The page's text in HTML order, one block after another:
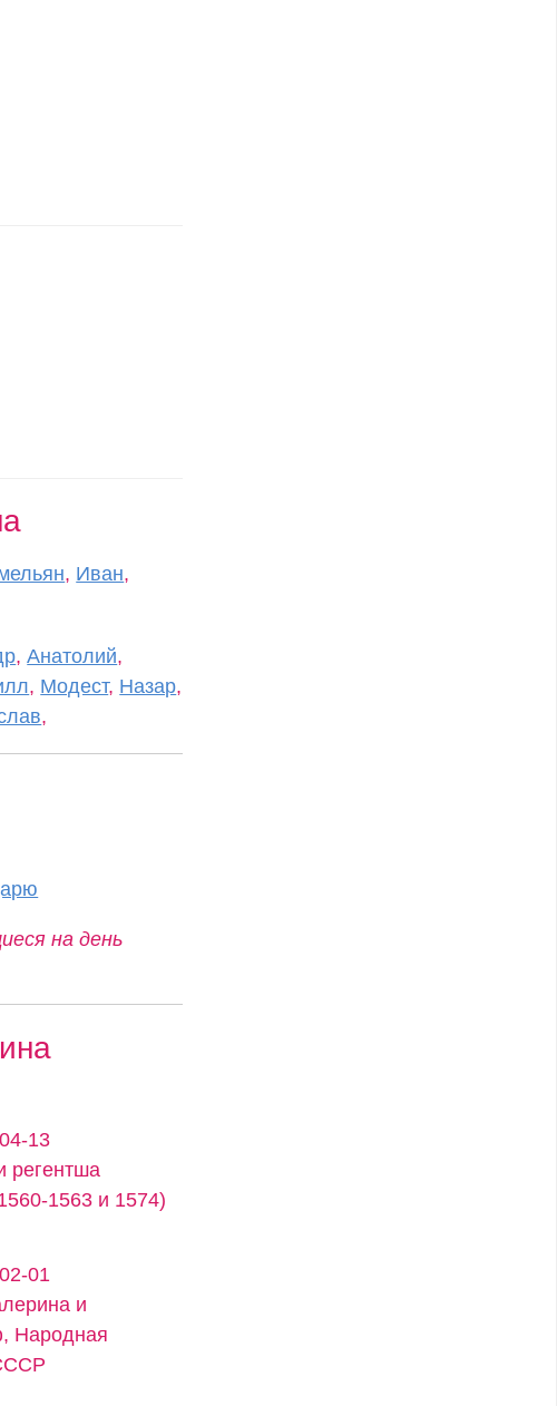
, Иван,
,Анатолий,
, Модест, Назар,
,
на день
13
регентша
1563 и 1574)
01
и
Народная